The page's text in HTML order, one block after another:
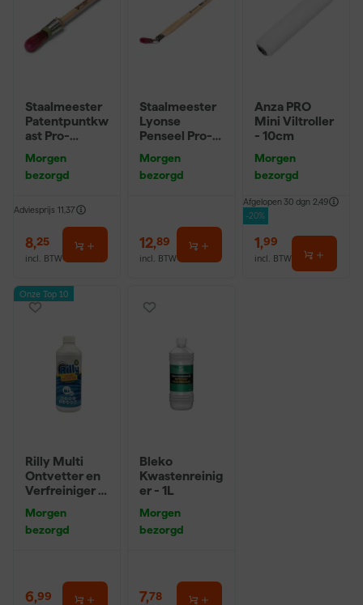
Staalmeester
Patentpuntkw
ast Pro-
10 (2cm)
Morgen
bezorgd
Adviesprijs 11,37
8,25
incl. BTW
Staalmeester
Lyonse
Penseel Pro-
16
Morgen
bezorgd
12,89
incl. BTW
Anza PRO
Mini Viltroller
- 10cm
Morgen
bezorgd
Afgelopen 30 dgn 2,49
-20%
1,99
incl. BTW
Onze Top 10
Rilly Multi
Ontvetter en
Verfreiniger –
Morgen
bezorgd
6,99
Bleko
Kwastenreinig
er - 1L
Morgen
bezorgd
7,78